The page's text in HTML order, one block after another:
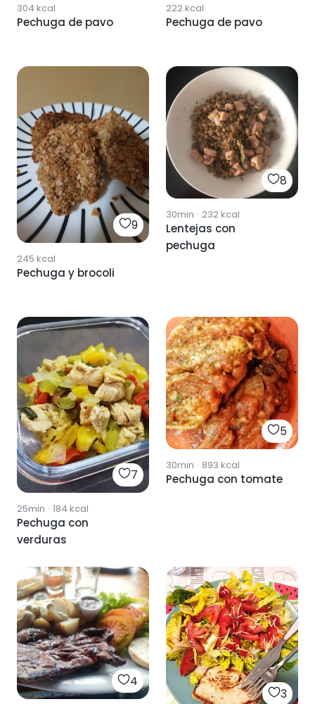
304 kcal
Pechuga de pavo
222kcal
Pechuga de pavo
9
245 kcal
Pechuga y brocoli
8
30min · 232kcal
Lentejas con
pechuga
7
25min · 184 kcal
Pechuga con
verduras
5
30min · 893 kcal
Pechuga con tomate
4
3